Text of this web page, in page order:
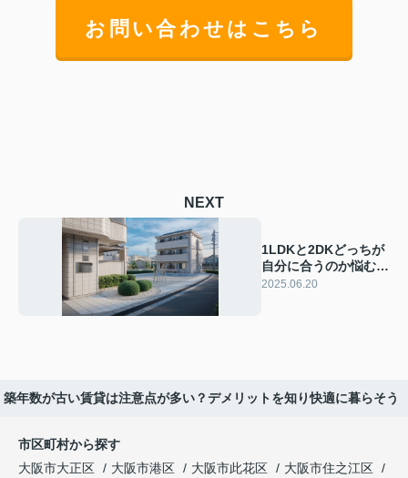
お問い合わせはこちら
NEXT
1LDKと2DKどっちが
自分に合うのか悩む人
必見！選び方のポイン
2025.06.20
築年数が古い賃貸は注意点が多い？デメリットを知り快適に暮らそう
市区町村から探す
大阪市大正区
大阪市港区 大阪市此花区
大阪市住之江区